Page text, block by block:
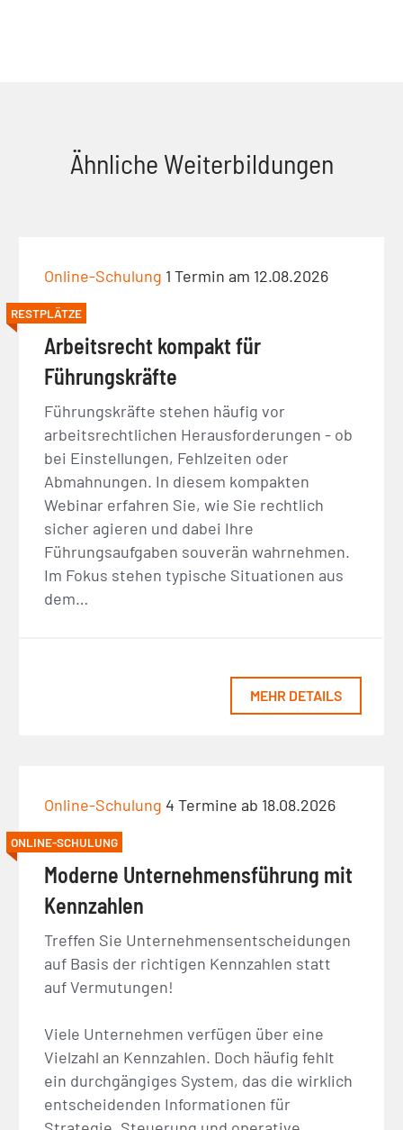
Ähnliche Weiterbildungen
Online-Schulung 1 Termin am 12.08.2026
RESTPLÄTZE
Arbeitsrecht kompakt für
Führungskräfte
Führungskräfte stehen häufig vor
arbeitsrechtlichen Herausforderungen - ob
bei Einstellungen, Fehlzeiten oder
Abmahnungen. In diesem kompakten
Webinar erfahren Sie, wie Sie rechtlich
sicher agieren und dabei Ihre
Führungsaufgaben souverän wahrnehmen.
Im Fokus stehen typische Situationen aus
dem…
MEHR DETAILS
Online-Schulung 4 Termine ab 18.08.2026
ONLINE-SCHULUNG
Moderne Unternehmensführung mit
Kennzahlen
Treffen Sie Unternehmensentscheidungen
auf Basis der richtigen Kennzahlen statt
auf Vermutungen!
Viele Unternehmen verfügen über eine
Vielzahl an Kennzahlen. Doch häufig fehlt
ein durchgängiges System, das die wirklich
entscheidenden Informationen für